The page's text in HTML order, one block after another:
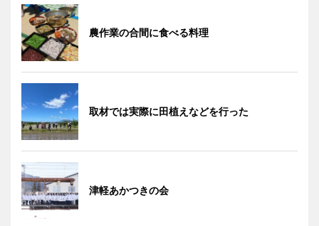
農作業の合間に食べる料理
取材では実際に田植えなどを行った
津軽あかつきの会